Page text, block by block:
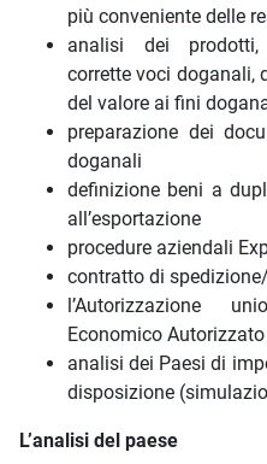
più conveniente delle
analisi dei prodotti,
corrette voci doganali,
del valore ai fini
preparazione dei
doganali
definizione beni a
all’esportazione
procedure aziendali
contratto di
l’Autorizzazione
Economico Autorizzato
analisi dei Paesi di
disposizione
L’analisi del paese